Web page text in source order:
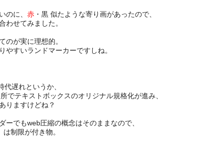
のに、 赤 ・黒 似たような寄り画があったので、
わせてみました。
のが実に理想的。
やすいランドマーカーですしね。
遅れというか、
でテキストボックスのオリジナル規格化が進み、
りますけどね？
ーでもweb圧縮の概念はそのままなので、
は制限が付き物。